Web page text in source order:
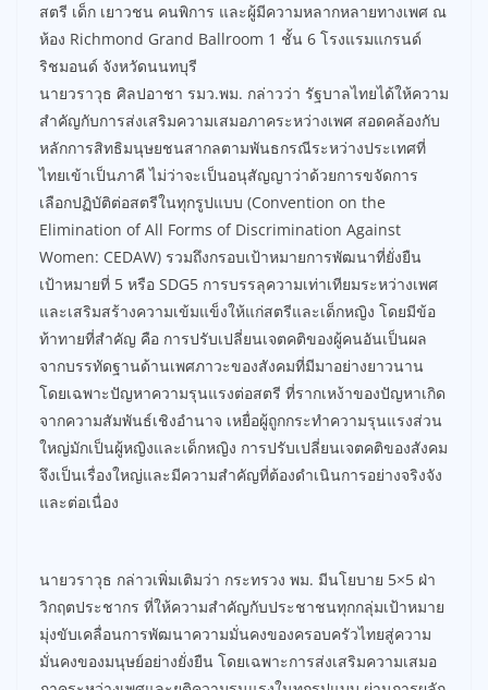
สตรี เด็ก เยาวชน คนพิการ และผู้มีความหลากหลายทางเพศ ณ
ห้อง Richmond Grand Ballroom 1 ชั้น 6 โรงแรมแกรนด์
ริชมอนด์ จังหวัดนนทบุรี
นายวราวุธ ศิลปอาชา รมว.พม. กล่าวว่า รัฐบาลไทยได้ให้ความ
สำคัญกับการส่งเสริมความเสมอภาคระหว่างเพศ สอดคล้องกับ
หลักการสิทธิมนุษยชนสากลตามพันธกรณีระหว่างประเทศที่
ไทยเข้าเป็นภาคี ไม่ว่าจะเป็นอนุสัญญาว่าด้วยการขจัดการ
เลือกปฏิบัติต่อสตรีในทุกรูปแบบ (Convention on the
Elimination of All Forms of Discrimination Against
Women: CEDAW) รวมถึงกรอบเป้าหมายการพัฒนาที่ยั่งยืน
เป้าหมายที่ 5 หรือ SDG5 การบรรลุความเท่าเทียมระหว่างเพศ
และเสริมสร้างความเข้มแข็งให้แก่สตรีและเด็กหญิง โดยมีข้อ
ท้าทายที่สำคัญ คือ การปรับเปลี่ยนเจตคติของผู้คนอันเป็นผล
จากบรรทัดฐานด้านเพศภาวะของสังคมที่มีมาอย่างยาวนาน
โดยเฉพาะปัญหาความรุนแรงต่อสตรี ที่รากเหง้าของปัญหาเกิด
จากความสัมพันธ์เชิงอำนาจ เหยื่อผู้ถูกกระทำความรุนแรงส่วน
ใหญ่มักเป็นผู้หญิงและเด็กหญิง การปรับเปลี่ยนเจตคติของสังคม
จึงเป็นเรื่องใหญ่และมีความสำคัญที่ต้องดำเนินการอย่างจริงจัง
และต่อเนื่อง
นายวราวุธ กล่าวเพิ่มเติมว่า กระทรวง พม. มีนโยบาย 5×5 ฝ่า
วิกฤตประชากร ที่ให้ความสำคัญกับประชาชนทุกกลุ่มเป้าหมาย
มุ่งขับเคลื่อนการพัฒนาความมั่นคงของครอบครัวไทยสู่ความ
มั่นคงของมนุษย์อย่างยั่งยืน โดยเฉพาะการส่งเสริมความเสมอ